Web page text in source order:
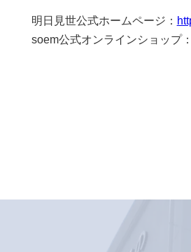
明日見世公式ホームページ：
soem公式オンラインショップ：